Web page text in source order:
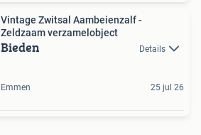
Vintage Zwitsal Aambeienzalf -
Zeldzaam verzamelobject
Bieden Details
Emmen 25 jul 26